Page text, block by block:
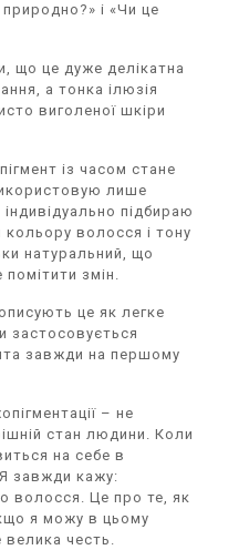
і «Чи це
що це дуже делікатна
а тонка ілюзія
виголеної шкіри
із часом стане
лише
індивідуально підбираю
кольору волосся і тону
натуральний, що
помітити змін.
це як легке
застосовується
завжди на першому
– не
стан людини. Коли
на себе в
завжди кажу:
волосся. Це про те, як
я можу в цьому
честь.